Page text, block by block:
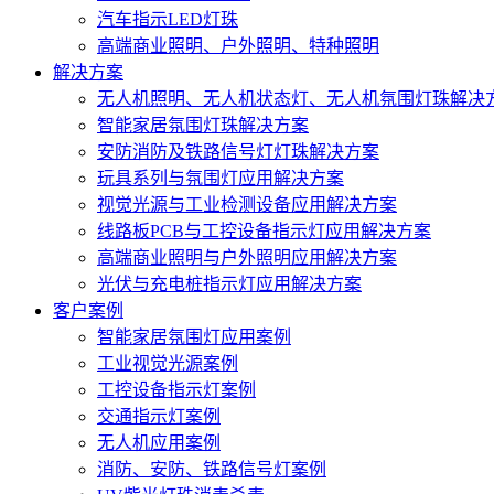
汽车指示LED灯珠
高端商业照明、户外照明、特种照明
解决方案
无人机照明、无人机状态灯、无人机氛围灯珠解决
智能家居氛围灯珠解决方案
安防消防及铁路信号灯灯珠解决方案
玩具系列与氛围灯应用解决方案
视觉光源与工业检测设备应用解决方案
线路板PCB与工控设备指示灯应用解决方案
高端商业照明与户外照明应用解决方案
光伏与充电桩指示灯应用解决方案
客户案例
智能家居氛围灯应用案例
工业视觉光源案例
工控设备指示灯案例
交通指示灯案例
无人机应用案例
消防、安防、铁路信号灯案例